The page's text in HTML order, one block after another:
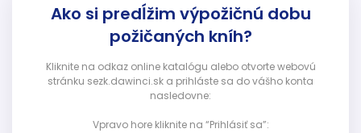
Ako si predĺžim výpožičnú dobu
požičaných kníh?
Kliknite na odkaz online katalógu alebo otvorte webovú
stránku sezk.dawinci.sk a prihláste sa do vášho konta
nasledovne:
Vpravo hore kliknite na “Prihlásiť sa”: